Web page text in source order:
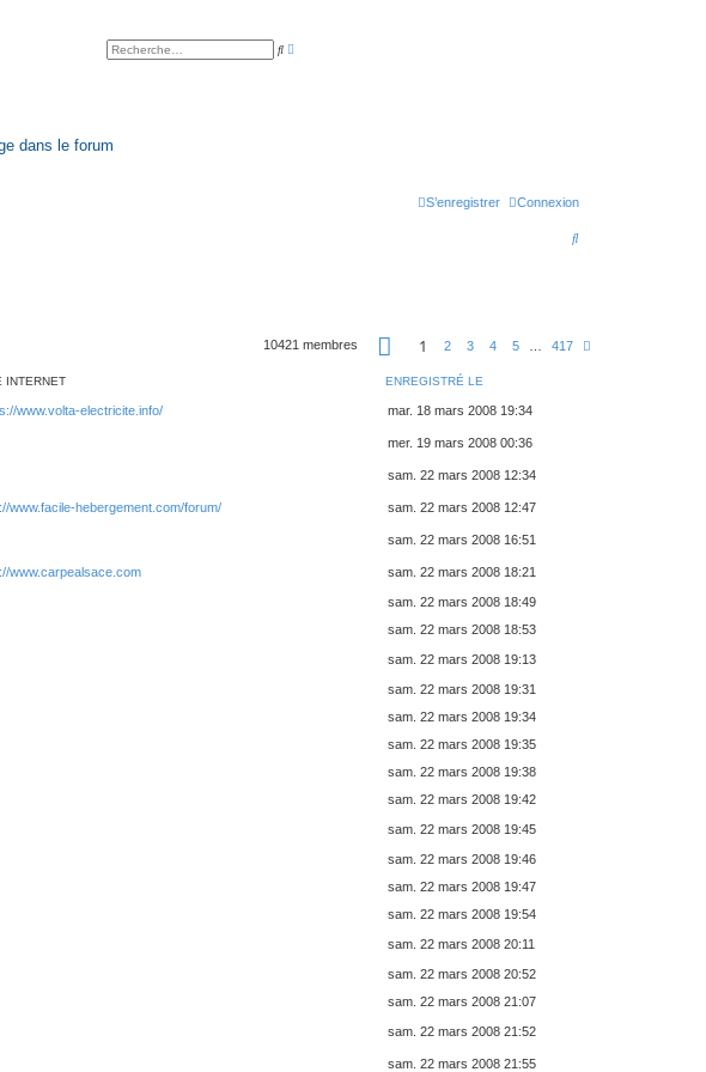
R
dans le forum
Connexion
S’enregistrer
R
e
10421 membres
e
s
r
4
7
1 2 3 4 5 417
INTERNET ENREGISTRÉ LE
www.volta-electricite.info/ mar. 18 mars 2008 19:34
mer. 19 mars 2008 00:36
sam. 22 mars 2008 12:34
www.facile-hebergement.com/forum/ sam. 22 mars 2008 12:47
sam. 22 mars 2008 16:51
www.carpealsace.com sam. 22 mars 2008 18:21
sam. 22 mars 2008 18:49
sam. 22 mars 2008 18:53
sam. 22 mars 2008 19:13
sam. 22 mars 2008 19:31
sam. 22 mars 2008 19:34
sam. 22 mars 2008 19:35
sam. 22 mars 2008 19:38
sam. 22 mars 2008 19:42
sam. 22 mars 2008 19:45
sam. 22 mars 2008 19:46
sam. 22 mars 2008 19:47
sam. 22 mars 2008 19:54
sam. 22 mars 2008 20:11
sam. 22 mars 2008 20:52
sam. 22 mars 2008 21:07
sam. 22 mars 2008 21:52
sam. 22 mars 2008 21:55